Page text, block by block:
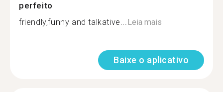
perfeito
friendly,funny and talkative... Leia mais
Baixe o aplicativo